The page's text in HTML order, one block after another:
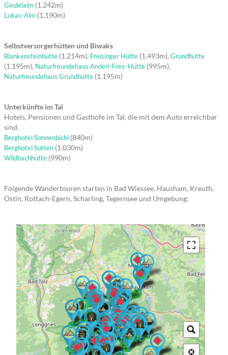
Gindelalm (1.242m)
Lukas-Alm (1.190m)
Selbstversorgerhütten und Biwaks
Blankensteinhütte (1.214m), Freisinger Hütte (1.493m), Gründhütte
(1.195m), Naturfreundehaus Anderl-Frey-Hütte (995m),
Naturfreundehaus Gründhütte (1.195m)
Unterkünfte im Tal
Hotels, Pensionen und Gasthöfe im Tal, die mit dem Auto erreichbar
sind.
Berghotel Sonnenbichl (840m)
Berghotel Sutten (1.030m)
Wildbachhütte (990m)
Folgende Wandertouren starten in Bad Wiessee, Hausham, Kreuth,
Ostin, Rottach-Egern, Scharling, Tegernsee und Umgebung:
→ → → →
→ → →
→
→ → → →
→ → → →
→ → → → →
→ → → → → →
→ → →
→ → → →
→ → →
→ → →
→ →
→ → → → → → →
→
→ →
→ → → →
→ →
→ → → →
→ → → → → →
→ → →
→ → →
→ →
→ →
→ →
→ → → → →